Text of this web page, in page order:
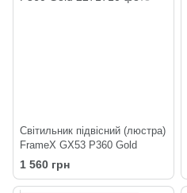
Світильник підвісний (люстра)
FrameX GX53 P360 Gold
1 560 грн